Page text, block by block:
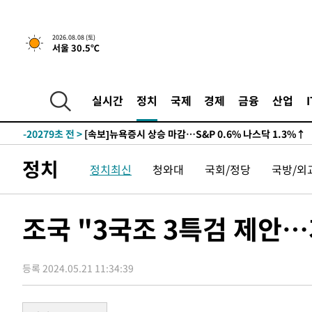
2026.08.08 (토)
서울 30.5℃
실시간 정치 국제 경제 금융 산업
-27153초 전 >
'최고 37도' 폭염 지속…강원동해안 최대 150㎜ 비
-20279초 전 >
-27153초 전 > '최고 37도' 폭염 지속…강원동해안 최대 150㎜ 비
정치 정치최신 청와대 국회/정당 국방/외
조국 "3국조 3특검 제안
등록 2024.05.21 11:34:39